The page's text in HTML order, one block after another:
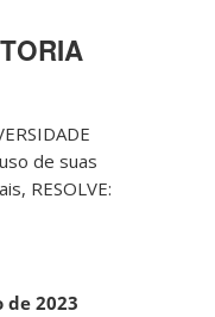
de suas
RESOLVE:
de 2023